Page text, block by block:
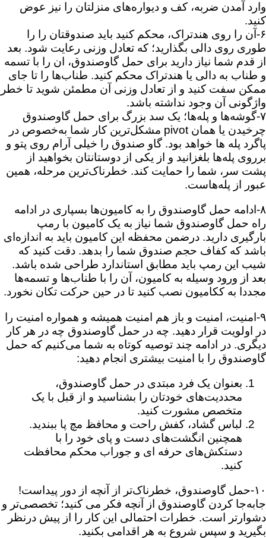
وارد آمدن ضربه، کف و دیواره‌های منزلتان را نیز عوض
کنید.
۶-آن را روی هندتراک، محکم کنید باید صندوقتان را را
طوری روی دالی بگذارید؛ که تعادل وزنی رعایت شود. بعد
از قدم شما نیاز دارید برای حمل گاوصندوق، ان را با تسمه
و طناب به دالی یا هندتراک محکم کنید. طناب‌ها را تا جای
ممکن سفت کنید و از تعادل وزنی آن مطمئن شوید تا خطر
واژگونی آن وجود نداشته باشد.
۷-گوشه‌ها و پله‌ها؛ یک سد بزرگ برای حمل گاوصندوق
چرخیدن یا همان pivot مشکل‌ترین کار شما به‌خصوص در
پاگرد پله ها خواهد بود. گاو صندوق را خیلی آرام روی پتو و
برروی پله‌ها بلغزانید و از یکی از دوستانتان بخواهید از
پشت سر، شما را حمایت کند. خطرناک‌ترین مرحله، همین
عبور از پله‌هاست.
۸-ادامه حمل گاوصندوق را به کامیون‌ها بسپاری در ادامه
راه حمل گاوصندوق شما نیاز به یک کامیون با رمپ
بارگیری دارید. درضمن محفظه این کامیون باید به اندازه‌ای
باشد که کفاف حجم صندوق شما را بدهد. دقت کنید که
شیب این رمپ باید مطابق استاندارد طراحی شده باشد.
بعد از ورود وسیله به کامیون، آن را با طناب‌ها و تسمه‌ها
مجددا به ککامیون نصب کنید تا در حین حرکت تکان نخورد.
۹-امنیت، امنیت و باز هم امنیت همیشه و همواره امنیت را
در اولویت قرار دهید. چه در حمل گاوصندوق چه در هر کار
دیگری. در ادامه چند توصیه کوتاه به شما می‌کنیم که حمل
گاوصندوق را با امنیت بیشتری انجام دهید:
بعنوان یک فرد مبتدی در حمل گاوصندوق،
محددیت‌های خودتان را بشناسید و از قبل با یک
متخصص مشورت کنید.
لباس گشاد، کفش راحت و محافظ مچ پا ببندید.
همچنین انگشت‌های دست و پای خود را با
دستکش‌های حرفه ای و جوراب محکم محافظت
کنید.
۱۰-حمل گاوصندوق، خطرناک‌تر از آنچه از دور پیداست!
جابه‌جا کردن گاوصندوق از آنچه فکر می کنید؛ تخصصی‌تر و
دشوارتر است. خطرات احتمالی این کار را از پیش درنظر
بگیرید و سپس شروع به هر اقدامی بکنید.